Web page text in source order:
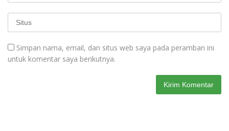
Simpan nama, email, dan situs web saya pada peramban ini
untuk komentar saya berikutnya.